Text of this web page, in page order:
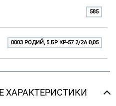
585
0003 РОДИЙ, 5 БР КР-57 2/2A 0,05